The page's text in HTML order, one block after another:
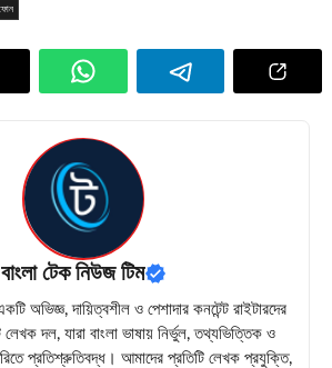
বাংলা টেক নিউজ টিম
অভিজ্ঞ, দায়িত্বশীল ও পেশাদার কনটেন্ট রাইটারদের
দল, যারা বাংলা ভাষায় নির্ভুল, তথ্যভিত্তিক ও
প্রতিশ্রুতিবদ্ধ। আমাদের প্রতিটি লেখক প্রযুক্তি,